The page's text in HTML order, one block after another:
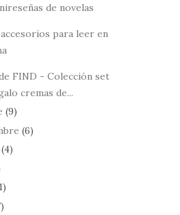
de novelas
para leer en
FIND - Colección set
cremas de...
(9)
(6)
(4)